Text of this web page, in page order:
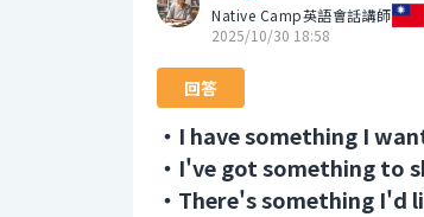
Native Camp英語會話講師
2025/10/30 18:58
回答
・I have something I
・I've got something to
・There's something I'd